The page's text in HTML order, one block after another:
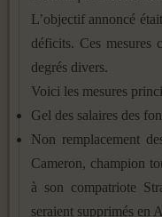
L’objectif annoncé
déficits. Ces mesures
degrés divers.
Voici les mesures
Gel des salaires des
Non remplacement
Cameron, champion
à son compatriote
seraient supprimés en